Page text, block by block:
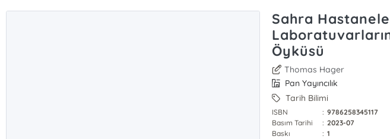
Sahra
Öyküsü
Thomas Hager
Pan Yayıncılık
Tarih Bilimi
ISBN : 9786258345117
Basım Tarihi
: 2023-07
Baskı
: 1